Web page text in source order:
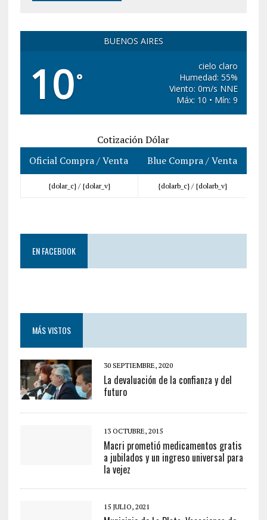
BUENOS AIRES
10°
cielo claro
Humedad: 55%
Viento: 0m/s NNE
Máx: 10 • Mín: 9
Cotización Dólar
Oficial Compra / Venta
Blue Compra / Venta
{dolar_c} / {dolar_v} {dolarb_c} / {dolarb_v}
EN FACEBOOK
MÁS VISTOS
30 SEPTIEMBRE, 2020
La devaluación de la confianza y del
futuro
13 OCTUBRE, 2015
Macri prometió medicamentos gratis
a jubilados y un ingreso universal para
la vejez
15 JULIO, 2021